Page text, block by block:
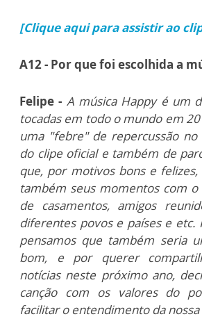
[Clique aqui para assistir ao
A12 - Por que foi escolhida a
Felipe - A música Happy é um
tocadas em todo o mundo em
uma "febre" de repercussão no
do clipe oficial e também de
que, por motivos bons e
também seus momentos com
de casamentos, amigos
diferentes povos e países e etc.
pensamos que também seria
bom, e por querer
notícias neste próximo ano,
canção com os valores do
facilitar o entendimento da